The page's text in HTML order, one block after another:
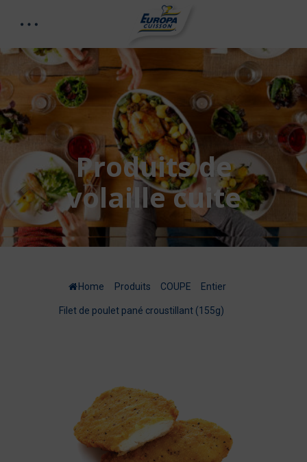
Produits de
volaille cuite
Home Produits COUPE Entier
Filet de poulet pané croustillant (155g)